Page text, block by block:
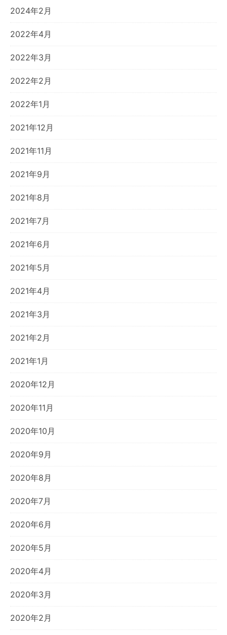
2024年2月
2022年4月
2022年3月
2022年2月
2022年1月
2021年12月
2021年11月
2021年9月
2021年8月
2021年7月
2021年6月
2021年5月
2021年4月
2021年3月
2021年2月
2021年1月
2020年12月
2020年11月
2020年10月
2020年9月
2020年8月
2020年7月
2020年6月
2020年5月
2020年4月
2020年3月
2020年2月